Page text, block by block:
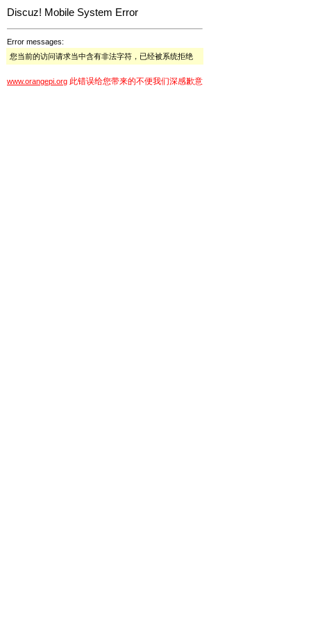
Discuz! Mobile System Error
Error messages:
您当前的访问请求当中含有非法字符，已经被系统拒绝
www.orangepi.org 此错误给您带来的不便我们深感歉意